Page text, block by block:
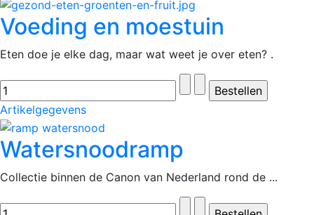
Voeding en moestuin
Eten doe je elke dag, maar wat weet je over eten? .
Artikelgegevens
Watersnoodramp
Collectie binnen de Canon van Nederland rond de ...